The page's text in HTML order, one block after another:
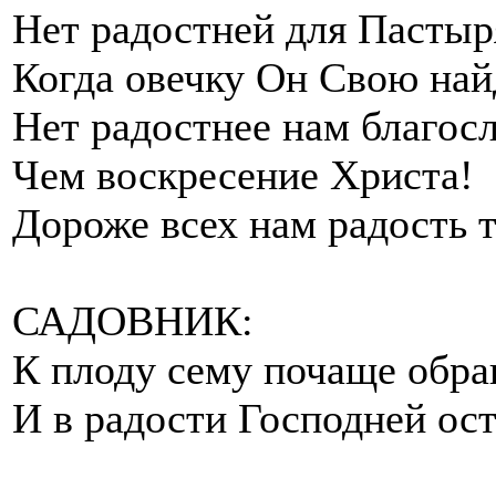
Нет радостней для
Когда овечку Он Свою
Нет радостнее нам
Чем воскресение Христа!
Дороже всех нам радость
САДОВНИК:
К плоду сему почаще
И в радости Господней